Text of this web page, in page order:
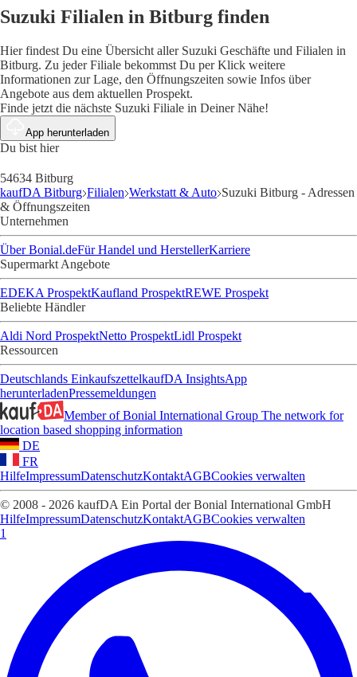
Suzuki Filialen in Bitburg finden
Hier findest Du eine Übersicht aller Suzuki Geschäfte und Filialen in
Bitburg. Zu jeder Filiale bekommst Du per Klick weitere
Informationen zur Lage, den Öffnungszeiten sowie Infos über
Angebote aus dem aktuellen Prospekt.
Finde jetzt die nächste Suzuki Filiale in Deiner Nähe!
App herunterladen
Du bist hier
54634 Bitburg
kaufDA Bitburg Filialen Werkstatt & Auto Suzuki Bitburg - Adressen
& Öffnungszeiten
Unternehmen
Über Bonial.deFür Handel und HerstellerKarriere
Supermarkt Angebote
EDEKA ProspektKaufland ProspektREWE Prospekt
Beliebte Händler
Aldi Nord ProspektNetto ProspektLidl Prospekt
Ressourcen
Deutschlands EinkaufszettelkaufDA InsightsApp
herunterladenPressemeldungen
Member of Bonial International Group The network for
location based shopping information
DE
FR
HilfeImpressumDatenschutzKontaktAGBCookies verwalten
© 2008 - 2026 kaufDA Ein Portal der Bonial International GmbH
HilfeImpressumDatenschutzKontaktAGBCookies verwalten
1